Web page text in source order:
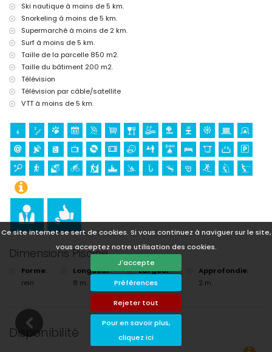
Ce site internet se sert de cookies. Si vous continuez à naviguer sur le site,
vous acceptez notre utilisation des cookies.
J'accepte
Préférences
Rejeter tout
Pour en savoir plus,
cliquez ici
Ski nautique à moins de 5 km.
Snorkeling à moins de 5 km.
Supermarché à moins de 2 km.
Surf à moins de 5 km.
Taille de la parcelle 850 m2.
Taille du bâtiment 200 m2.
Télévision
Télévision par câble/satellite
VTT à moins de 5 km.
Dimensions Piscine
Forme:
rein
Longueur:
8 m.
Largeur:
4 m.
Approfondie:
2 m.
Disponibilité